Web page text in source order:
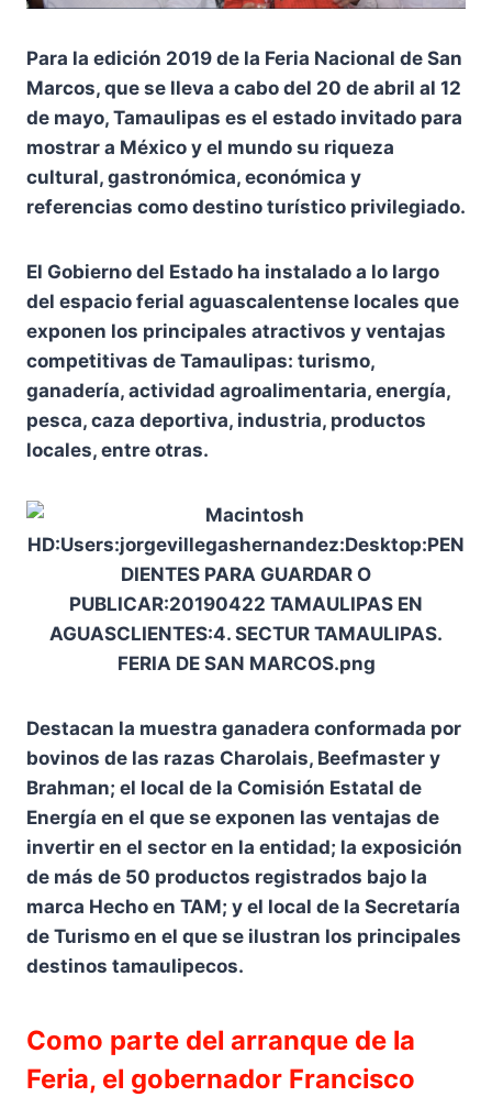
Para la edición 2019 de la Feria Nacional de San
Marcos, que se lleva a cabo del 20 de abril al 12
de mayo, Tamaulipas es el estado invitado para
mostrar a México y el mundo su riqueza
cultural, gastronómica, económica y
referencias como destino turístico privilegiado.
El Gobierno del Estado ha instalado a lo largo
del espacio ferial aguascalentense locales que
exponen los principales atractivos y ventajas
competitivas de Tamaulipas: turismo,
ganadería, actividad agroalimentaria, energía,
pesca, caza deportiva, industria, productos
locales, entre otras.
Destacan la muestra ganadera conformada por
bovinos de las razas Charolais, Beefmaster y
Brahman; el local de la Comisión Estatal de
Energía en el que se exponen las ventajas de
invertir en el sector en la entidad; la exposición
de más de 50 productos registrados bajo la
marca Hecho en TAM; y el local de la Secretaría
de Turismo en el que se ilustran los principales
destinos tamaulipecos.
Como parte del arranque de la
Feria, el gobernador Francisco